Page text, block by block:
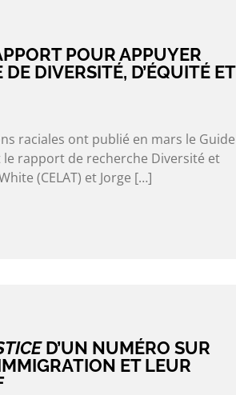
POUR APPUYER
DIVERSITÉ, D’ÉQUITÉ ET
raciales ont publié en mars le Guide
rapport de recherche Diversité et
(CELAT) et Jorge […]
D’UN NUMÉRO SUR
ET LEUR